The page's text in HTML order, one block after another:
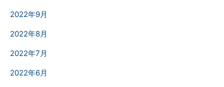
2022年9月
2022年8月
2022年7月
2022年6月